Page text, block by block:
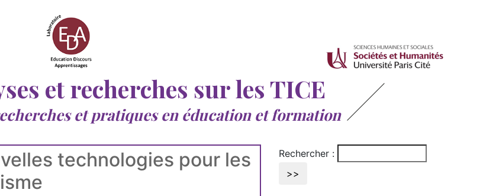
et recherches sur les TICE
et pratiques en éducation et formation
technologies pour les
Rechercher :